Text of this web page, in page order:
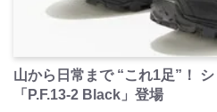
山から日常まで “これ1足”！
「P.F.13-2 Black」登場